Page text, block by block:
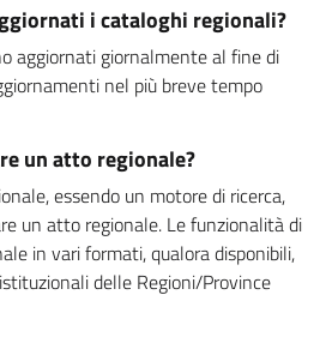
i cataloghi regionali?
aggiornati giornalmente al fine di
nel più breve tempo
un atto regionale?
essendo un motore di ricerca,
un atto regionale. Le funzionalità di
in vari formati, qualora disponibili,
delle Regioni/Province